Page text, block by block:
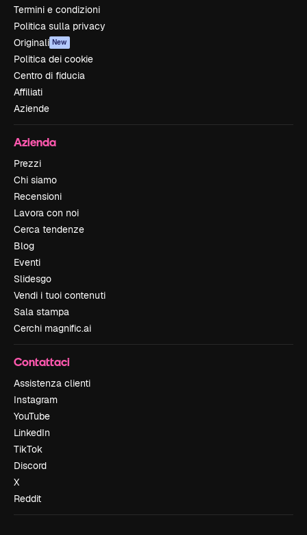
Termini e condizioni
Politica sulla privacy
Originali New
Politica dei cookie
Centro di fiducia
Affiliati
Aziende
Azienda
Prezzi
Chi siamo
Recensioni
Lavora con noi
Cerca tendenze
Blog
Eventi
Slidesgo
Vendi i tuoi contenuti
Sala stampa
Cerchi magnific.ai
Contattaci
Assistenza clienti
Instagram
YouTube
LinkedIn
TikTok
Discord
X
Reddit